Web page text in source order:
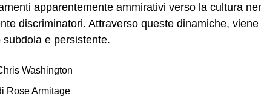
apparentemente ammirativi verso la cultura
discriminatori. Attraverso queste dinamiche, viene
e persistente.
Washington
Rose Armitage